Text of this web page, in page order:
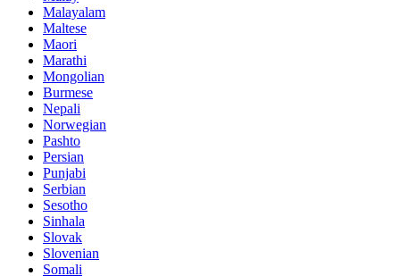
Malayalam
Maltese
Maori
Marathi
Mongolian
Burmese
Nepali
Norwegian
Pashto
Persian
Punjabi
Serbian
Sesotho
Sinhala
Slovak
Slovenian
Somali